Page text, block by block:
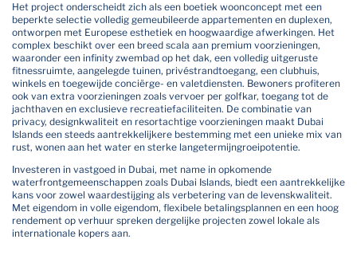
Het project onderscheidt zich als een boetiek woonconcept met een
beperkte selectie volledig gemeubileerde appartementen en duplexen,
ontworpen met Europese esthetiek en hoogwaardige afwerkingen. Het
complex beschikt over een breed scala aan premium voorzieningen,
waaronder een infinity zwembad op het dak, een volledig uitgeruste
fitnessruimte, aangelegde tuinen, privéstrandtoegang, een clubhuis,
winkels en toegewijde conciërge- en valetdiensten. Bewoners profiteren
ook van extra voorzieningen zoals vervoer per golfkar, toegang tot de
jachthaven en exclusieve recreatiefaciliteiten. De combinatie van
privacy, designkwaliteit en resortachtige voorzieningen maakt Dubai
Islands een steeds aantrekkelijkere bestemming met een unieke mix van
rust, wonen aan het water en sterke langetermijngroeipotentie.
Investeren in vastgoed in Dubai, met name in opkomende
waterfrontgemeenschappen zoals Dubai Islands, biedt een aantrekkelijke
kans voor zowel waardestijging als verbetering van de levenskwaliteit.
Met eigendom in volle eigendom, flexibele betalingsplannen en een hoog
rendement op verhuur spreken dergelijke projecten zowel lokale als
internationale kopers aan.